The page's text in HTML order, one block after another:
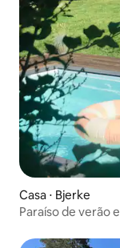
Casa ⋅ Bjerke
Paraíso de verão